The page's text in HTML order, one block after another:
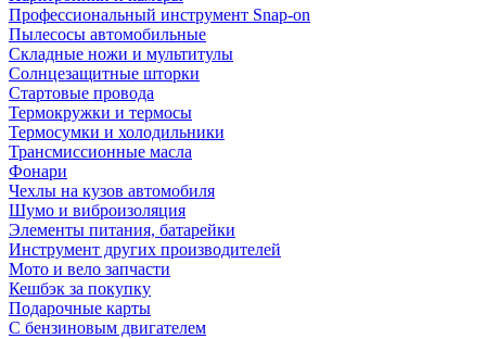
Профессиональный инструмент Snap-on
Пылесосы автомобильные
Складные ножи и мультитулы
Солнцезащитные шторки
Стартовые провода
Термокружки и термосы
Термосумки и холодильники
Трансмиссионные масла
Фонари
Чехлы на кузов автомобиля
Шумо и виброизоляция
Элементы питания, батарейки
Инструмент других производителей
Мото и вело запчасти
Кешбэк за покупку
Подарочные карты
С бензиновым двигателем